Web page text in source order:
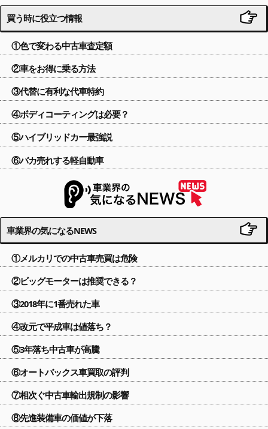
買う時に役立つ情報
①色で変わる中古車査定額
②車をお得に乗る方法
③代替に有利な代車特約
④ボディコーティングは必要？
⑤ハイブリッドカー最強説
⑥バカ売れする軽自動車
車業界の気になるNEWS
①メルカリでの中古車売買は危険
②ビッグモーターは推奨できる？
③2018年に1番売れた車
④改元で平成車は値落ち？
⑤3年落ち中古車が高騰
⑥オートバックス車買取の評判
⑦相次ぐ中古車輸出規制の影響
⑧先進装備車の価値が下落